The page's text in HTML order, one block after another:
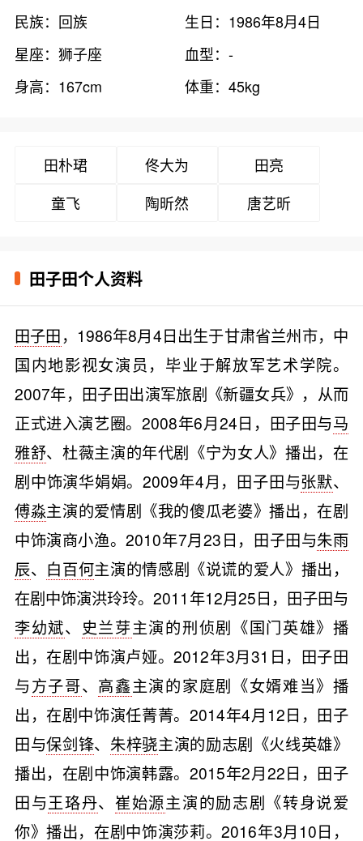
民族：回族
生日：1986年8月4日
星座：狮子座
血型：-
身高：167cm
体重：45kg
田朴珺 佟大为
田亮
童飞
陶昕然 唐艺昕
田子田个人资料
田子田，1986年8月4日出生于甘肃省兰州市，中
国内地影视女演员，毕业于解放军艺术学院。
2007年，田子田出演军旅剧《新疆女兵》，从而
正式进入演艺圈。2008年6月24日，田子田与马
雅舒、杜薇主演的年代剧《宁为女人》播出，在
剧中饰演华娟娟。2009年4月，田子田与张默、
傅淼主演的爱情剧《我的傻瓜老婆》播出，在剧
中饰演商小渔。2010年7月23日，田子田与朱雨
辰、 白百何主演的情感剧《说谎的爱人》播出，
在剧中饰演洪玲玲。2011年12月25日，田子田与
李幼斌、 史兰芽主演的刑侦剧《国门英雄》播
出，在剧中饰演卢娅。2012年3月31日，田子田
与方子哥、 高鑫主演的家庭剧《女婿难当》播
出，在剧中饰演任菁菁。2014年4月12日，田子
田与保剑锋、 朱梓骁主演的励志剧《火线英雄》
播出，在剧中饰演韩露。2015年2月22日，田子
田与王珞丹、崔始源主演的励志剧《转身说爱
你》播出，在剧中饰演莎莉。2016年3月10日，